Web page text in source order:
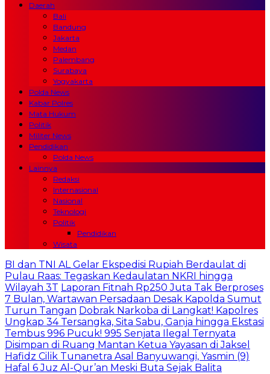
Daerah
Bali
Bandung
Jakarta
Medan
Palembang
Surabaya
Yogyakarta
Polda News
Kabar Polres
Mata Hukum
Politik
Militer News
Pendidikan
Polda News
Lainnya
Redaksi
Internasional
Nasional
Teknologi
Politik
Pendidikan
Wisata
BI dan TNI AL Gelar Ekspedisi Rupiah Berdaulat di
Pulau Raas: Tegaskan Kedaulatan NKRI hingga
Wilayah 3T Laporan Fitnah Rp250 Juta Tak Berproses
7 Bulan, Wartawan Persadaan Desak Kapolda Sumut
Turun Tangan Dobrak Narkoba di Langkat! Kapolres
Ungkap 34 Tersangka, Sita Sabu, Ganja hingga Ekstasi
Tembus 996 Pucuk! 995 Senjata Ilegal Ternyata
Disimpan di Ruang Mantan Ketua Yayasan di Jaksel
Hafidz Cilik Tunanetra Asal Banyuwangi, Yasmin (9)
Hafal 6 Juz Al-Qur’an Meski Buta Sejak Balita